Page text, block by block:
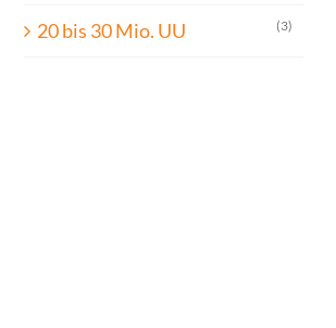
20 bis 30 Mio. UU (3)